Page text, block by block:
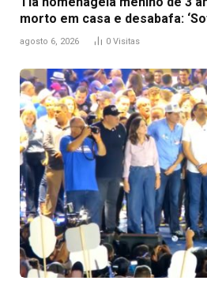
morto em casa e desabafa:
agosto 6, 2026 0 Visitas